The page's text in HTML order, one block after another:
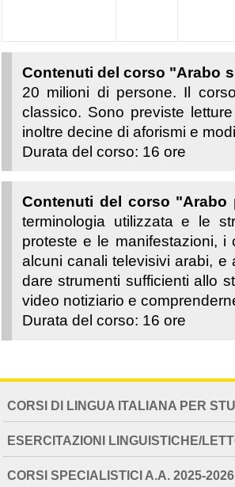
Contenuti del corso "Arabo
20 milioni di persone. Il
classico. Sono previste
inoltre decine di aforismi e
Durata del corso: 16 ore
Contenuti del corso "Arabo
terminologia utilizzata e le
proteste e le manifestazioni, i
alcuni canali televisivi arabi,
dare strumenti sufficienti allo
video notiziario e
Durata del corso: 16 ore
EXTENDED
CORSI DI LINGUA ITALIANA PER
ESERCITAZIONI LINGUISTICHE/
CORSI SPECIALISTICI A.A. 2025-2026